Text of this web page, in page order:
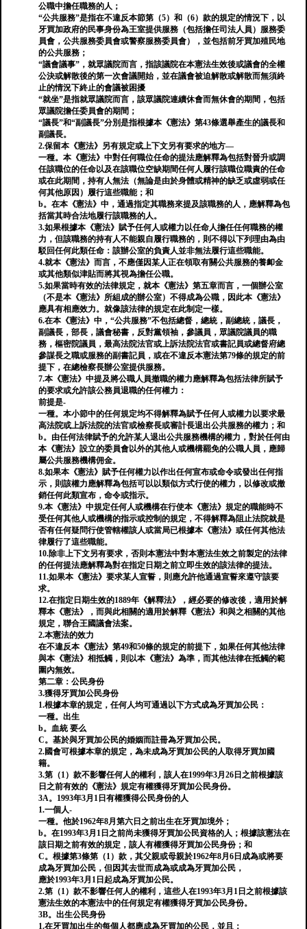
公職中擔任職務的人；
“公共服務”是指在不違反本節第（5）和（6）款的規定的情況下，以
牙買加政府的民事身份為王室提供服務（包括擔任司法人員）服務委
員會，公共服務委員會或警察服務委員會），並包括前牙買加殖民地
的公共服務；
“議會議事”，就眾議院而言，指該議院在本憲法生效後或議會的全權
公決或解散後的第一次會議開始，並在議會被迫解散或解散而無須終
止的情況下終止的會議被困擾
“就坐”是指就眾議院而言，該眾議院連續休會而無休會的期間，包括
眾議院擔任委員會的期間；
“議長”和“副議長”分別是指根據本《憲法》第43條選舉產生的議長和
副議長。
2.保留本《憲法》另有規定或上下文另有要求的地方—
一種。本《憲法》中對任何職位任命的提法應解釋為包括對晉升或調
任該職位的任命以及在該職位空缺期間任何人履行該職位職責的任命
或在此期間，持有人無法（無論是由於身體或精神的缺乏或虛弱或任
何其他原因）履行這些職能；和
b。在本《憲法》中，通過指定其職務來提及該職務的人，應解釋為包
括當其時合法地履行該職務的人。
3.如果根據本《憲法》賦予任何人或權力以任命人擔任任何職務的權
力，但該職務的持有人不能親自履行職務的，則不得以下列理由為由
駁回任何此類任命：該辦公室的負責人並非無法履行這些職能。
4.就本《憲法》而言，不應僅因某人正在領取有關公共服務的養卹金
或其他類似津貼而將其視為擔任公職。
5.如果當時有效的法律規定，就本《憲法》第五章而言，一個辦公室
（不是本《憲法》所組成的辦公室）不得成為公職，因此本《憲法》
應具有相應效力。就像該法律的規定在此制定一樣。
6.在本《憲法》中，“公共服務”不包括總督，總統，副總統，議長，
副議長，部長，議會秘書，反對黨領袖，參議員，眾議院議員的職
務，樞密院議員，最高法院法官或上訴法院法官或書記員或總督府總
參謀長之職或服務的副書記員，或在不違反本憲法第79條的規定的前
提下，在總檢察長辦公室提供服務。
7.本《憲法》中提及將公職人員撤職的權力應解釋為包括法律所賦予
的要求或允許該公務員退職的任何權力：
前提是-
一種。本小節中的任何規定均不得解釋為賦予任何人或權力以要求最
高法院或上訴法院的法官或檢察長或審計長退出公共服務的權力；和
b。由任何法律賦予的允許某人退出公共服務機構的權力，對於任何由
本《憲法》設立的委員會以外的其他人或機構罷免的公職人員，應歸
屬公共服務機構佣金。
8.如果本《憲法》賦予任何權力以作出任何宣布或命令或發出任何指
示，則該權力應解釋為包括可以以類似方式行使的權力，以修改或撤
銷任何此類宣布，命令或指示。
9.本《憲法》中規定任何人或機構在行使本《憲法》規定的職能時不
受任何其他人或機構的指示或控制的規定，不得解釋為阻止法院就是
否有任何疑問行使管轄權該人或當局已根據本《憲法》或任何其他法
律履行了這些職能。
10.除非上下文另有要求，否則本憲法中對本憲法生效之前製定的法律
的任何提法應解釋為對在指定日期之前立即生效的該法律的提法。
11.如果本《憲法》要求某人宣誓，則應允許他通過宣誓來遵守該要
求。
12.在指定日期生效的1889年《解釋法》，經必要的修改後，適用於解
釋本《憲法》，而與此相關的適用於解釋《憲法》和與之相關的其他
規定，聯合王國議會法案。
2.本憲法的效力
在不違反本《憲法》第49和50條的規定的前提下，如果任何其他法律
與本《憲法》相抵觸，則以本《憲法》為準，而其他法律在抵觸的範
圍內無效。
第二章：公民身份
3.獲得牙買加公民身份
1.根據本章的規定，任何人均可通過以下方式成為牙買加公民：
一種。出生
b。血統 要么
C。基於與牙買加公民的婚姻而註冊為牙買加公民。
2.國會可根據本章的規定，為未成為牙買加公民的人取得牙買加國
籍。
3.第（1）款不影響任何人的權利，該人在1999年3月26日之前根據該
日之前有效的《憲法》規定有權獲得牙買加公民身份。
3A。1993年3月1日有權獲得公民身份的人
1.一個人-
一種。他於1962年8月第六日之前出生在牙買加境外；
b。在1993年3月1日之前尚未獲得牙買加公民資格的人；根據該憲法在
該日期之前有效的規定，該人有權獲得牙買加公民身份；和
C。根據第3條第（1）款，其父親或母親於1962年8月6日成為或將要
成為牙買加公民，但因其去世而成為或成為牙買加公民，
應於1993年3月1日起成為牙買加公民。
2.第（1）款不影響任何人的權利，這些人在1993年3月1日之前根據該
憲法生效的本憲法中的任何規定有權獲得牙買加公民身份。
3B。出生公民身份
1.在牙買加出生的每個人都應成為牙買加的公民，並且：